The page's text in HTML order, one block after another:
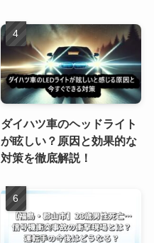
ダイハツ車のヘッドライト
が眩しい？原因と効果的な
対策を徹底解説！